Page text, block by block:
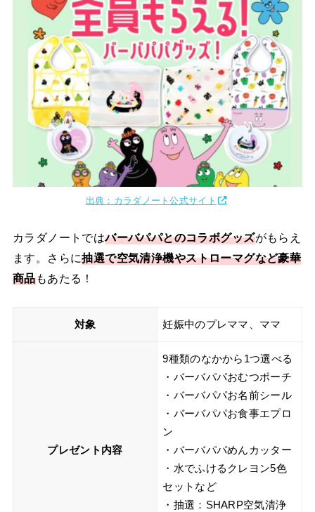
出典：カラダノート公式サイト
カラダノートではバーバパパとのコラボグッズがもらえ
ます。さらに抽選で空気清浄機やストローマグなど豪華
商品もあたる！
対象 妊娠中のプレママ、ママ
プレゼント内容
9種類のなかから1つ選べる
・バーバパパおむつポーチ
・バーバパパお名前シール
・バーバパパお食事エプロ
ン
・バーバパパめんカッター
・水でふけるクレヨン5色
セットなど
・抽選：SHARP空気清浄